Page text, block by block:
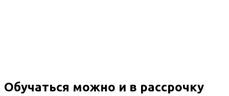
Обучаться можно и в рассрочку